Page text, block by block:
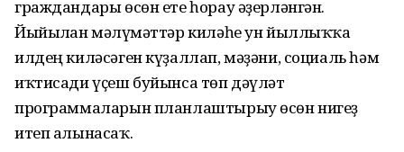
граждандары өсөн ете һорау әҙерләнгән.
Йыйылған мәғлүмәттәр киләһе ун йыллыҡҡа
илдең киләсәген күҙаллап, мәҙәни, социаль һәм
иҡтисади үҫеш буйынса төп дәүләт
программаларын планлаштырыу өсөн нигеҙ
итеп алынасаҡ.